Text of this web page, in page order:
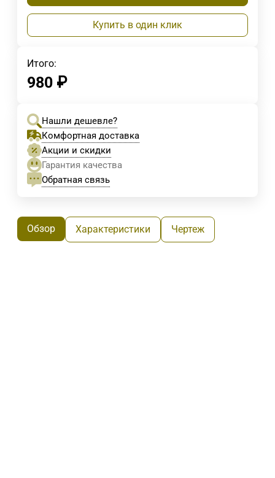
Купить в один клик
Итого:
980 ₽
Нашли дешевле?
Комфортная доставка
Акции и скидки
Гарантия качества
Обратная связь
Обзор Характеристики Чертеж